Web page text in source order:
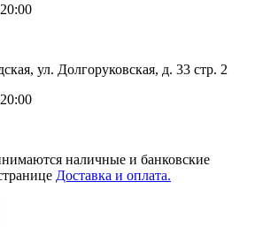
ул. Долгоруковская, д. 33 стр. 2
наличные и банковские
Доставка и оплата.